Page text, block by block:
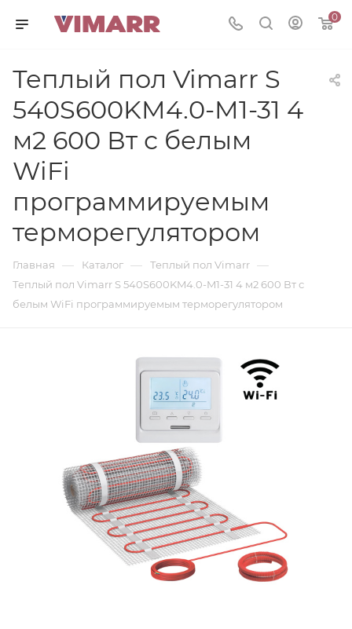
0
Теплый пол Vimarr S
540S600KM4.0-M1-31 4
м2 600 Вт с белым
WiFi
программируемым
терморегулятором
Главная — Каталог — Теплый пол Vimarr —
Теплый пол Vimarr S 540S600KM4.0-M1-31 4 м2 600 Вт с
белым WiFi программируемым терморегулятором